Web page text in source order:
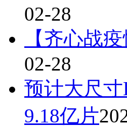
02-28
【齐心战
02-28
预计大尺
9.18亿片